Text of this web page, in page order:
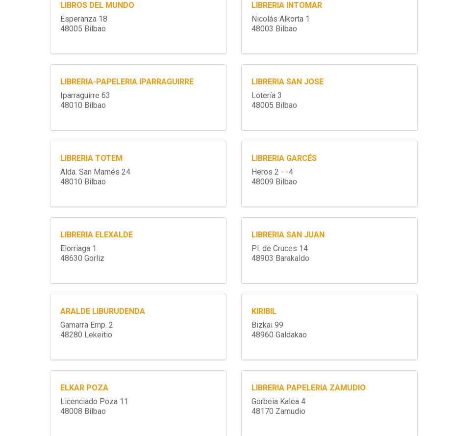
LIBROS DEL MUNDO
Esperanza 18
48005 Bilbao
LIBRERIA INTOMAR
Nicolás Alkorta 1
48003 Bilbao
LIBRERIA-PAPELERIA IPARRAGUIRRE
Iparraguirre 63
48010 Bilbao
LIBRERIA SAN JOSE
Lotería 3
48005 Bilbao
LIBRERIA TOTEM
Alda. San Mamés 24
48010 Bilbao
LIBRERIA GARCÉS
Heros 2 - -4
48009 Bilbao
LIBRERIA ELEXALDE
Elorriaga 1
48630 Gorliz
LIBRERIA SAN JUAN
Pl. de Cruces 14
48903 Barakaldo
ARALDE LIBURUDENDA
Gamarra Emp. 2
48280 Lekeitio
KIRIBIL
Bizkai 99
48960 Galdakao
ELKAR POZA
Licenciado Poza 11
48008 Bilbao
LIBRERIA PAPELERIA ZAMUDIO
Gorbeia Kalea 4
48170 Zamudio